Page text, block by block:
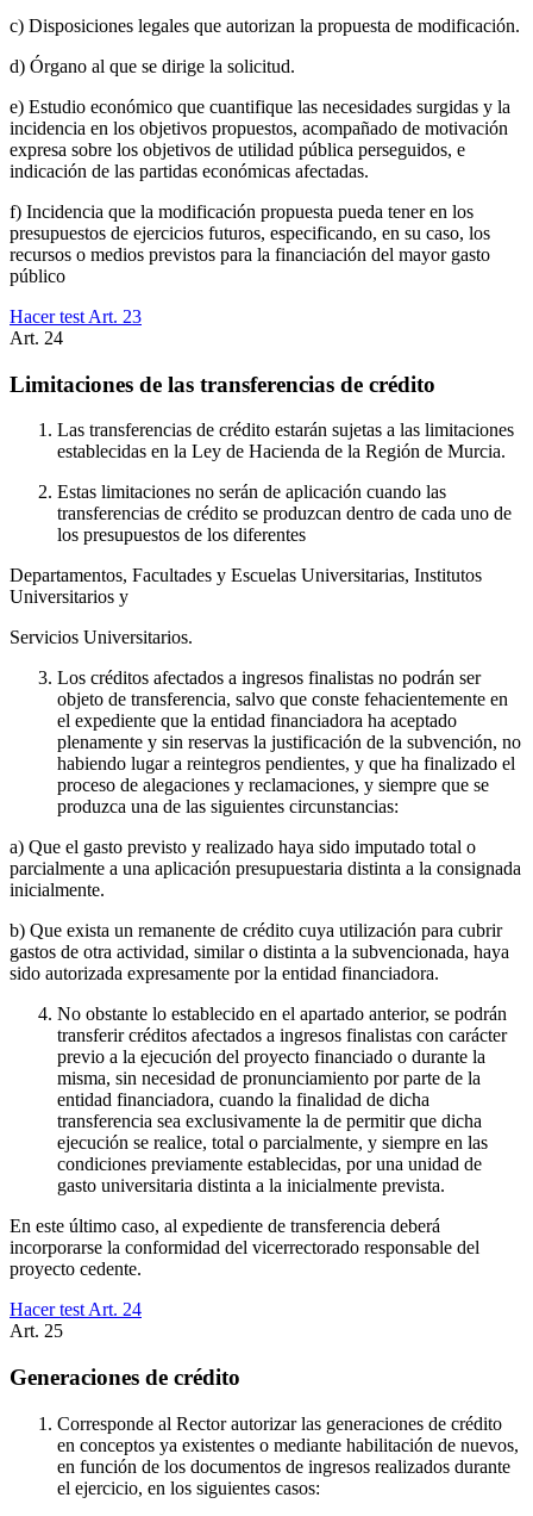
c) Disposiciones legales que autorizan la propuesta de modificación.
d) Órgano al que se dirige la solicitud.
e) Estudio económico que cuantifique las necesidades surgidas y la
incidencia en los objetivos propuestos, acompañado de motivación
expresa sobre los objetivos de utilidad pública perseguidos, e
indicación de las partidas económicas afectadas.
f) Incidencia que la modificación propuesta pueda tener en los
presupuestos de ejercicios futuros, especificando, en su caso, los
recursos o medios previstos para la financiación del mayor gasto
público
Hacer test Art. 23
Art. 24
Limitaciones de las transferencias de crédito
Las transferencias de crédito estarán sujetas a las limitaciones
establecidas en la Ley de Hacienda de la Región de Murcia.
Estas limitaciones no serán de aplicación cuando las
transferencias de crédito se produzcan dentro de cada uno de
los presupuestos de los diferentes
Departamentos, Facultades y Escuelas Universitarias, Institutos
Universitarios y
Servicios Universitarios.
Los créditos afectados a ingresos finalistas no podrán ser
objeto de transferencia, salvo que conste fehacientemente en
el expediente que la entidad financiadora ha aceptado
plenamente y sin reservas la justificación de la subvención, no
habiendo lugar a reintegros pendientes, y que ha finalizado el
proceso de alegaciones y reclamaciones, y siempre que se
produzca una de las siguientes circunstancias:
a) Que el gasto previsto y realizado haya sido imputado total o
parcialmente a una aplicación presupuestaria distinta a la consignada
inicialmente.
b) Que exista un remanente de crédito cuya utilización para cubrir
gastos de otra actividad, similar o distinta a la subvencionada, haya
sido autorizada expresamente por la entidad financiadora.
No obstante lo establecido en el apartado anterior, se podrán
transferir créditos afectados a ingresos finalistas con carácter
previo a la ejecución del proyecto financiado o durante la
misma, sin necesidad de pronunciamiento por parte de la
entidad financiadora, cuando la finalidad de dicha
transferencia sea exclusivamente la de permitir que dicha
ejecución se realice, total o parcialmente, y siempre en las
condiciones previamente establecidas, por una unidad de
gasto universitaria distinta a la inicialmente prevista.
En este último caso, al expediente de transferencia deberá
incorporarse la conformidad del vicerrectorado responsable del
proyecto cedente.
Hacer test Art. 24
Art. 25
Generaciones de crédito
Corresponde al Rector autorizar las generaciones de crédito
en conceptos ya existentes o mediante habilitación de nuevos,
en función de los documentos de ingresos realizados durante
el ejercicio, en los siguientes casos: